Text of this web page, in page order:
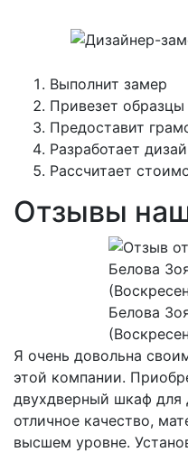
Выполнит замер
Привезет
Предоставит
Разработает
Рассчитает
Отзывы
Белова
Я очень довольна
этой компании.
двухдверный шкаф для
отличное качество,
высшем уровне.